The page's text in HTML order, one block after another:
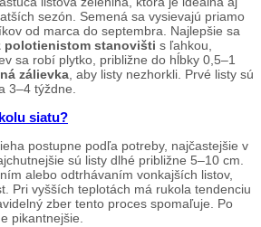
sezón. Semená sa vysievajú priamo
od marca do septembra. Najlepšie sa
polotienistom stanovišti s ľahkou,
sa robí plytko, približne do hĺbky 0,5–1
zálievka , aby listy nezhorkli. Prvé listy sú
3–4 týždne.
siatu?
postupne podľa potreby, najčastejšie v
sú listy dlhé približne 5–10 cm.
alebo odtrhávaním vonkajších listov,
Pri vyšších teplotách má rukola tendenciu
zber tento proces spomaľuje. Po
pikantnejšie.